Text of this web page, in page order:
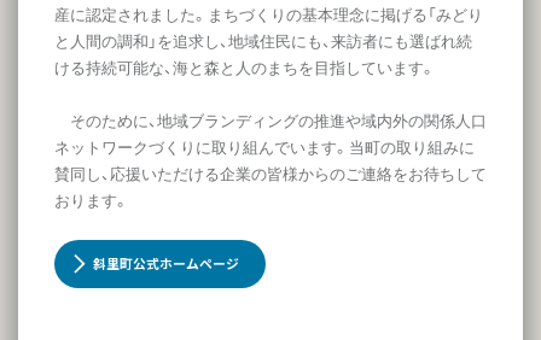
産に認定されました。まちづくりの基本理念に掲げる「みどり
と人間の調和」を追求し、地域住民にも、来訪者にも選ばれ続
ける持続可能な、海と森と人のまちを目指しています。
そのために、地域ブランディングの推進や域内外の関係人口
ネットワークづくりに取り組んでいます。当町の取り組みに
賛同し、応援いただける企業の皆様からのご連絡をお待ちして
おります。
斜里町公式ホームページ